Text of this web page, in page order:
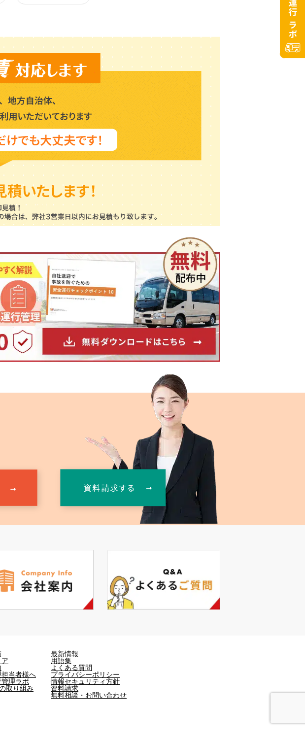
当者様へ
理ラボ
取り組み
最新情報
用語集
よくある質問
プライバシーポリシー
情報セキュリティ方針
資料請求
無料相談・お問い合わせ